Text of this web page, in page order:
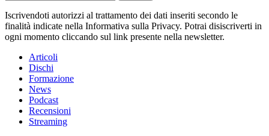
Iscrivendoti autorizzi al trattamento dei dati inseriti secondo le
finalità indicate nella Informativa sulla Privacy. Potrai disiscriverti in
ogni momento cliccando sul link presente nella newsletter.
Articoli
Dischi
Formazione
News
Podcast
Recensioni
Streaming